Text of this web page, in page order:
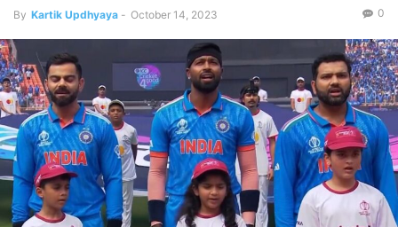
By Kartik Updhyaya - October 14, 2023 0